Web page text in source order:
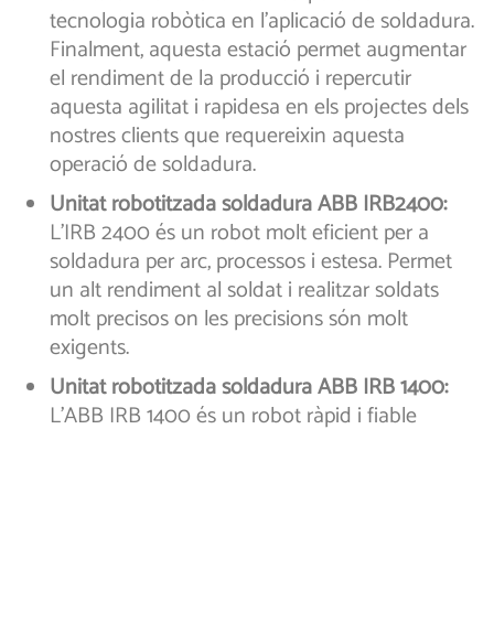
tecnologia robòtica en l’aplicació de soldadura.
Finalment, aquesta estació permet augmentar
el rendiment de la producció i repercutir
aquesta agilitat i rapidesa en els projectes dels
nostres clients que requereixin aquesta
operació de soldadura.
Unitat robotitzada soldadura ABB IRB2400:
L’IRB 2400 és un robot molt eficient per a
soldadura per arc, processos i estesa. Permet
un alt rendiment al soldat i realitzar soldats
molt precisos on les precisions són molt
exigents.
Unitat robotitzada soldadura ABB IRB 1400:
L’ABB IRB 1400 és un robot ràpid i fiable